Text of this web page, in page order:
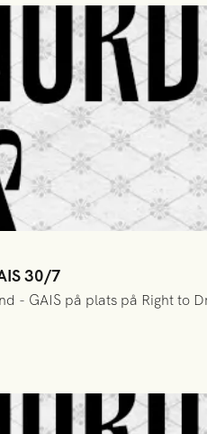
30/7
- GAIS på plats på Right to